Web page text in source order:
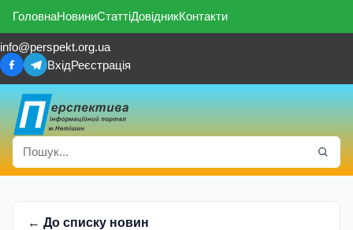
ГоловнаНовиниСтаттіДовідникКонтакти
info@perspekt.org.ua
ВхідРеєстрація
← До списку новин